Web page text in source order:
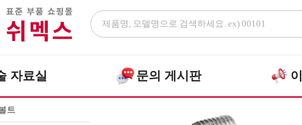
자료실 문의 게시판
트